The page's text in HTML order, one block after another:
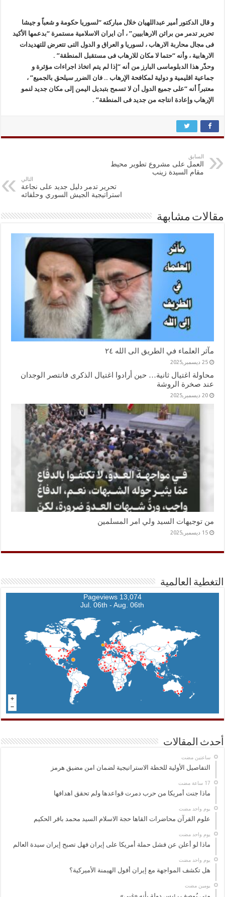
و قال الدکتور أمیر عبداللهیان خلال مبارکته “لسوریا حکومة و شعباً و جیشا
تحریر تدمر من براثن الارهابیین” ، أن ایران الاسلامیة مستمرة “بدعمها الأکید
فی مجال محاربة الارهاب ، لسوریا و العراق و الدول التی تتعرض للتهدیدات
الارهابیة ، وأنه “حتما لا مکان للارهاب فی مستقبل المنطقة” .
وحذّر هذا الدبلوماسی البارز من أنه “إذا لم یتم اتخاذ اجراءات مؤثرة و
جماعیة اقلیمیة و دولیة لمکافحة الإرهاب .. فان الضرر سیلحق بالجمیع” ،
معتبراً أنه “على جمیع الدول أن لا تسمح بتبدیل الیمن إلى مکان جدید لنمو
الإرهاب وإعادة انتاجه من جدید فی المنطقة” .
السابق
العمل على مشروع تطوير محيط
مقام السيدة زينب
التالي
تحرير تدمر دليل جديد على نجاعة
استراتيجية الجيش السوري وحلفائه
مقالات مشابهة
مآثر العلماء في الطريق الى الله ٢٤
25 ديسمبر,2025
محاولة اغتيال ثانية… حين أرادوا اغتيال الذكرى فانتصر الوجدان
عند صخرة الروشة
20 ديسمبر,2025
من توجيهات السيد ولي امر المسلمين
15 ديسمبر,2025
التغطية العالمية
13,074 Pageviews
Jul. 06th - Aug. 06th
أحدث المقالات
‏ساعتين مضت
التفاصيل الأولية للخطة الاستراتيجية لضمان امن مضيق هرمز
ماذا جنت أمريكا من حرب دمرت قواعدها ولم تحقق اهدافها
‏يوم واحد مضت
علوم القرآن محاضرات القاها حجة الاسلام السيد محمد باقر الحكيم
‏يوم واحد مضت
ماذا لو أعلن عن فشل حملة أمريكا على إيران فهل تصبح إيران سيدة العالم
‏يوم واحد مضت
هل تكشف المواجهة مع إيران أفول الهيمنة الأميركية؟
‏يومين مضت